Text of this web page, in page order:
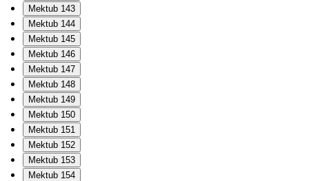
Mektub 143
Mektub 144
Mektub 145
Mektub 146
Mektub 147
Mektub 148
Mektub 149
Mektub 150
Mektub 151
Mektub 152
Mektub 153
Mektub 154